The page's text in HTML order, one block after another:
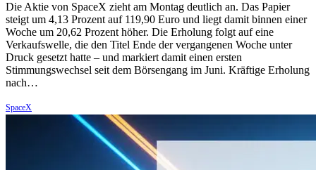
Die Aktie von SpaceX zieht am Montag deutlich an. Das Papier
steigt um 4,13 Prozent auf 119,90 Euro und liegt damit binnen einer
Woche um 20,62 Prozent höher. Die Erholung folgt auf eine
Verkaufswelle, die den Titel Ende der vergangenen Woche unter
Druck gesetzt hatte – und markiert damit einen ersten
Stimmungswechsel seit dem Börsengang im Juni. Kräftige Erholung
nach…
SpaceX